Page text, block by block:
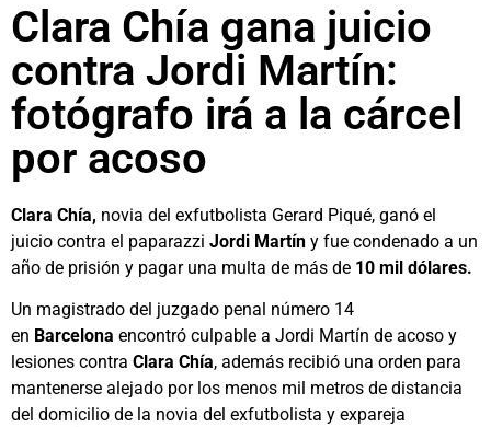
Clara Chía gana juicio
contra Jordi Martín:
fotógrafo irá a la cárcel
por acoso
Clara Chía, novia del exfutbolista Gerard Piqué, ganó el
juicio contra el paparazzi Jordi Martín y fue condenado a un
año de prisión y pagar una multa de más de 10 mil dólares.
Un magistrado del juzgado penal número 14
en Barcelona encontró culpable a Jordi Martín de acoso y
lesiones contra Clara Chía, además recibió una orden para
mantenerse alejado por los menos mil metros de distancia
del domicilio de la novia del exfutbolista y expareja